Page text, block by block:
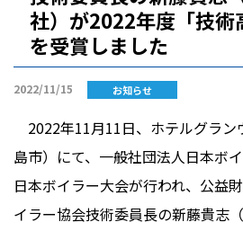
社）が2022年度「技術
を受賞しました
2022/11/15 お知らせ
2022年11月11日、ホテルグラ
島市）にて、一般社団法人日本ボ
日本ボイラー大会が行われ、公益
イラー協会技術委員長の新藤貴志